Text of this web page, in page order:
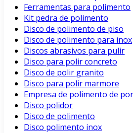
Ferramentas para polimento
Kit pedra de polimento
Disco de polimento de piso
Disco de polimento para inox
Discos abrasivos para pulir
Disco para polir concreto
Disco de polir granito
Disco para polir marmore
Empresa de polimento de
Disco polidor
Disco de polimento
Disco polimento inox